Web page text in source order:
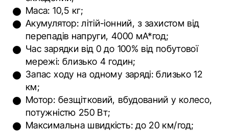
Маса: 10,5 кг;
Акумулятор: літій-іонний, з захистом від
перепадів напруги, 4000 мА*год;
Час зарядки від 0 до 100% від побутової
мережі: близько 4 годин;
Запас ходу на одному заряді: близько 12
км;
Мотор: безщітковий, вбудований у колесо,
потужністю 250 Вт;
Максимальна швидкість: до 20 км/год;